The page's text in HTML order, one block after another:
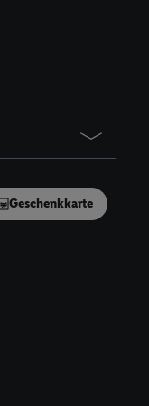
Geschenkkarte